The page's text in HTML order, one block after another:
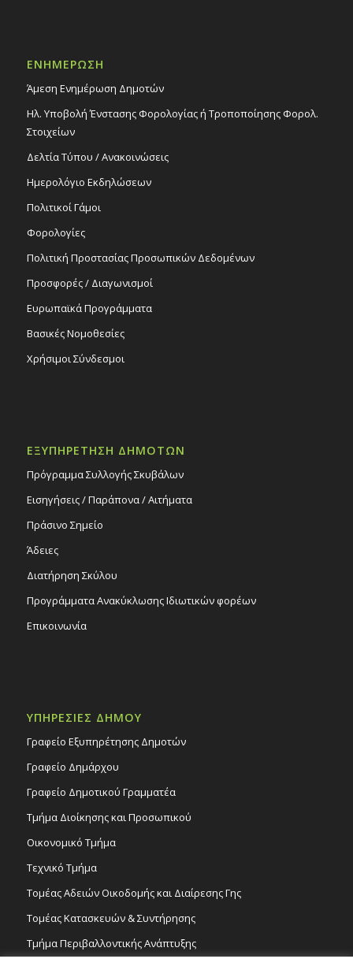
ΕΝΗΜΕΡΩΣΗ
Άμεση Ενημέρωση Δημοτών
Ηλ. Υποβολή Ένστασης Φορολογίας ή Τροποποίησης Φορολ.
Στοιχείων
Δελτία Τύπου / Ανακοινώσεις
Ημερολόγιο Εκδηλώσεων
Πολιτικοί Γάμοι
Φορολογίες
Πολιτική Προστασίας Προσωπικών Δεδομένων
Προσφορές / Διαγωνισμοί
Ευρωπαϊκά Προγράμματα
Βασικές Νομοθεσίες
Χρήσιμοι Σύνδεσμοι
ΕΞΥΠΗΡΕΤΗΣΗ ΔΗΜΟΤΩΝ
Πρόγραμμα Συλλογής Σκυβάλων
Εισηγήσεις / Παράπονα / Αιτήματα
Πράσινο Σημείο
Άδειες
Διατήρηση Σκύλου
Προγράμματα Ανακύκλωσης Ιδιωτικών φορέων
Επικοινωνία
ΥΠΗΡΕΣΙΕΣ ΔΗΜΟΥ
Γραφείο Εξυπηρέτησης Δημοτών
Γραφείο Δημάρχου
Γραφείο Δημοτικού Γραμματέα
Τμήμα Διοίκησης και Προσωπικού
Οικονομικό Τμήμα
Τεχνικό Τμήμα
Τομέας Αδειών Οικοδομής και Διαίρεσης Γης
Τομέας Κατασκευών & Συντήρησης
Τμήμα Περιβαλλοντικής Ανάπτυξης